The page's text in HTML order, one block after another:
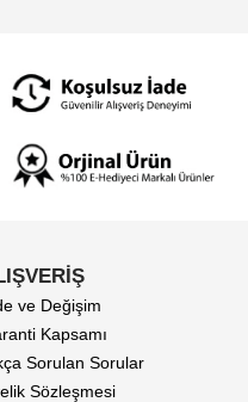
ve Değişim
Kapsamı
Sorulan Sorular
Sözleşmesi